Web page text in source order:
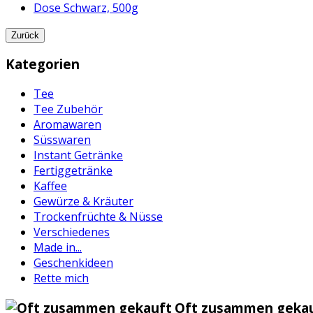
Dose Schwarz, 500g
Zurück
Kategorien
Tee
Tee Zubehör
Aromawaren
Süsswaren
Instant Getränke
Fertiggetränke
Kaffee
Gewürze & Kräuter
Trockenfrüchte & Nüsse
Verschiedenes
Made in...
Geschenkideen
Rette mich
Oft zusammen